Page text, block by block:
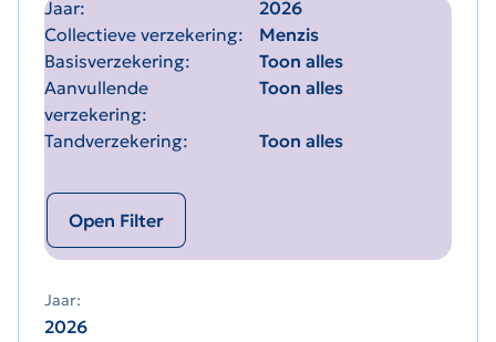
Jaar
2026
Collectieve verzekering
Menzis
Basisverzekering
Toon alles
Aanvullende
verzekering
Toon alles
Tandverzekering Toon alles
Open Filter
Jaar:
2026